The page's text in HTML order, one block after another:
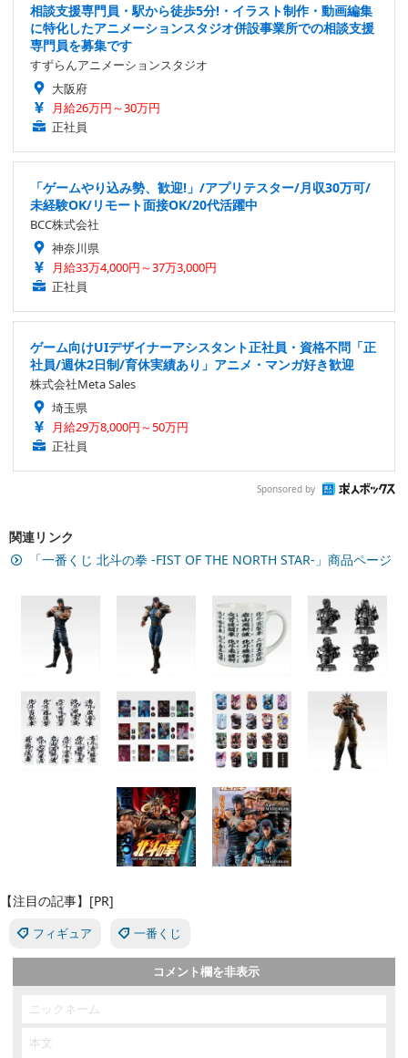
相談支援専門員・駅から徒歩5分!・イラスト制作・動画編集
に特化したアニメーションスタジオ併設事業所での相談支援
専門員を募集です
すずらんアニメーションスタジオ
大阪府
月給26万円～30万円
正社員
「ゲームやり込み勢、歓迎!」/アプリテスター/月収30万可/
未経験OK/リモート面接OK/20代活躍中
BCC株式会社
神奈川県
月給33万4,000円～37万3,000円
正社員
ゲーム向けUIデザイナーアシスタント正社員・資格不問「正
社員/週休2日制/育休実績あり」アニメ・マンガ好き歓迎
株式会社Meta Sales
埼玉県
月給29万8,000円～50万円
正社員
Sponsored by
関連リンク
「一番くじ 北斗の拳 -FIST OF THE NORTH STAR-」商品ページ
【注目の記事】[PR]
フィギュア 一番くじ
コメント欄を非表示